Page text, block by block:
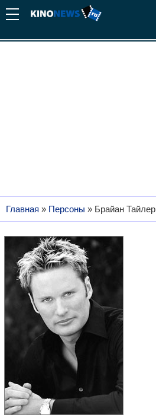
Главная » Персоны » Брайан Тайлер